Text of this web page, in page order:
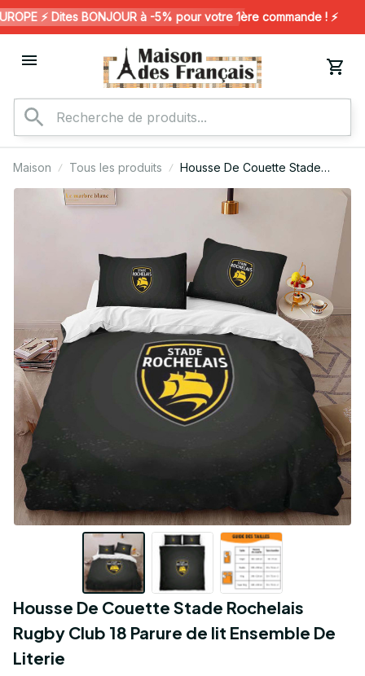
⚡️ Dites BONJOUR à -5% pour votre 1ère commande ! ⚡️
Maison Tous les produits
Housse De Couette Stade
Rochelais Rugby Club 18 Parure
de lit Ensemble De Literie
Housse De Couette Stade Rochelais
Rugby Club 18 Parure de lit Ensemble De
Literie